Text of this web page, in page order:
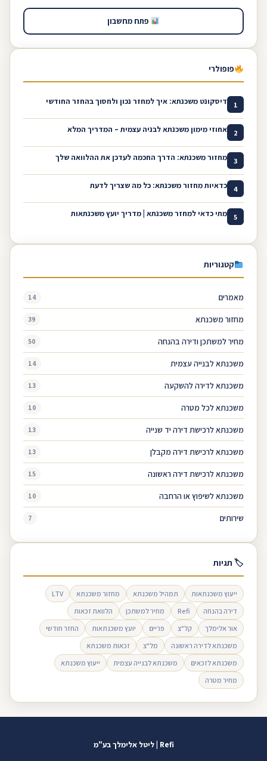
פתח מחשבון
פופולרי
1 דיסקונט משכנתא: איך למחזר נכון ולחסוך בהחזר החודשי
2 אחוזי מימון משכנתא לבניה עצמית – המדריך המלא
3 מחזור משכנתא: הדרך החכמה לעדכן את ההלוואה שלך
4 כדאיות מחזור משכנתא: כל מה שצריך לדעת
5 מתי כדאי למחזר משכנתא | מדריך יועץ משכנתאות
קטגוריות
מאמרים 14
מחזור משכנתא 39
מחיר למשתכן ודירה בהנחה 50
משכנתא לבנייה עצמית 14
משכנתא לדירה להשקעה 13
משכנתא לכל מטרה 10
משכנתא לרכישת דירה יד שנייה 13
משכנתא לרכישת דירה מקבלן 13
משכנתא לרכישת דירה ראשונה 15
משכנתא לשיפוץ או הרחבה 10
שירותים 7
🏷 תגיות
ייעוץ משכנתאות תמהיל משכנתא מחזור משכנתא
LTV
דירה בהנחה
Refi מחיר למשתכן
הלוואת זכאות
אור אלימלך
קל"צ פריים יועץ משכנתאות
החזר חודשי
משכנתא לדירה ראשונה
מל"צ
זכאות משכנתא
משכנתא לזכאים
משכנתא לבנייה עצמית
ייעוץ משכנתא
מחיר מטרה
Refi | ליטל אלימלך בע"מ